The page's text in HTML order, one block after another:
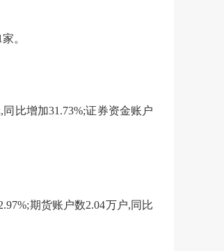
。
同比增加31.73%;证券资金账户
;期货账户数2.04万户,同比